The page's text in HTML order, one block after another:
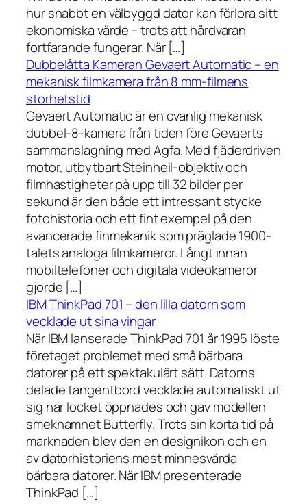
hur snabbt en välbyggd dator kan förlora sitt
ekonomiska värde – trots att hårdvaran
fortfarande fungerar. När […]
Dubbelåtta Kameran Gevaert Automatic – en
mekanisk filmkamera från 8 mm-filmens
storhetstid
Gevaert Automatic är en ovanlig mekanisk
dubbel-8-kamera från tiden före Gevaerts
sammanslagning med Agfa. Med fjäderdriven
motor, utbytbart Steinheil-objektiv och
filmhastigheter på upp till 32 bilder per
sekund är den både ett intressant stycke
fotohistoria och ett fint exempel på den
avancerade finmekanik som präglade 1900-
talets analoga filmkameror. Långt innan
mobiltelefoner och digitala videokameror
gjorde […]
IBM ThinkPad 701 – den lilla datorn som
vecklade ut sina vingar
När IBM lanserade ThinkPad 701 år 1995 löste
företaget problemet med små bärbara
datorer på ett spektakulärt sätt. Datorns
delade tangentbord vecklade automatiskt ut
sig när locket öppnades och gav modellen
smeknamnet Butterfly. Trots sin korta tid på
marknaden blev den en designikon och en
av datorhistoriens mest minnesvärda
bärbara datorer. När IBM presenterade
ThinkPad […]